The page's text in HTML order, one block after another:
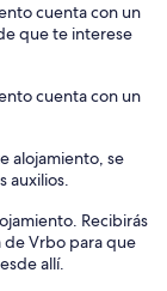
cuenta con un
que te interese
cuenta con un
alojamiento, se
auxilios.
Recibirás
de Vrbo para que
allí.